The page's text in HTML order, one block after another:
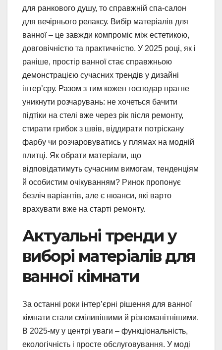
для ранкового душу, то справжній спа-салон
для вечірнього релаксу. Вибір матеріалів для
ванної – це завжди компроміс між естетикою,
довговічністю та практичністю. У 2025 році, як і
раніше, простір ванної стає справжньою
демонстрацією сучасних трендів у дизайні
інтер’єру. Разом з тим кожен господар прагне
уникнути розчарувань: не хочеться бачити
підтіки на стелі вже через рік після ремонту,
стирати грибок з швів, віддирати потріскану
фарбу чи розчаровуватись у плямах на модній
плитці. Як обрати матеріали, що
відповідатимуть сучасним вимогам, тенденціям
й особистим очікуванням? Ринок пропонує
безліч варіантів, але є нюанси, які варто
врахувати вже на старті ремонту.
Актуальні тренди у
виборі матеріалів для
ванної кімнати
За останні роки інтер’єрні рішення для ванної
кімнати стали сміливішими й різноманітнішими.
В 2025-му у центрі уваги – функціональність,
екологічність і просте обслуговування. У моді